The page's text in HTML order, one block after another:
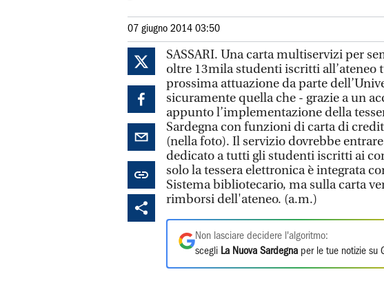
07 giugno 2014 03:50
SASSARI. Una carta multiservizi per
oltre 13mila studenti iscritti all’ateneo
prossima attuazione da parte
sicuramente quella che - grazie a un
appunto l’implementazione della
Sardegna con funzioni di carta di
(nella foto). Il servizio dovrebbe
dedicato a tutti gli studenti iscritti ai
solo la tessera elettronica è integrata
Sistema bibliotecario, ma sulla carta
rimborsi dell'ateneo. (a.m.)
Non lasciare decidere l'algoritmo:
scegli La Nuova Sardegna per le tue notizie su